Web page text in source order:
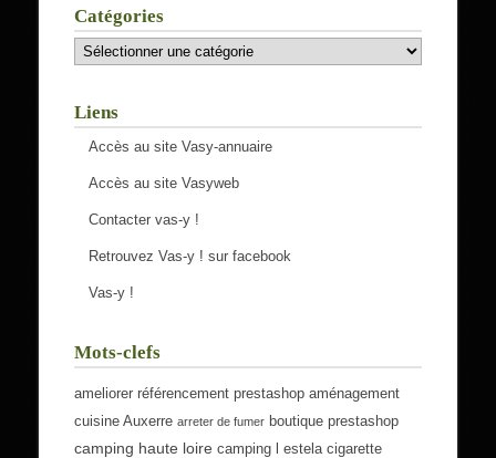
Catégories
Catégories
Liens
Accès au site Vasy-annuaire
Accès au site Vasyweb
Contacter vas-y !
Retrouvez Vas-y ! sur facebook
Vas-y !
Mots-clefs
ameliorer référencement prestashop aménagement
cuisine Auxerre arreter de fumer boutique prestashop
camping haute loire camping l estela cigarette